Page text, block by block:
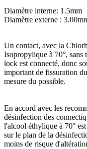
Diamètre interne: 1.5mm
Diamètre externe :
Un contact, avec la
Isopropylique à 70°, sans
lock est connecté, donc
important de fissuration
mesure du possible.
En accord avec les
désinfection des
l'alcool éthylique à 70°
sur le plan de la
moins de risque